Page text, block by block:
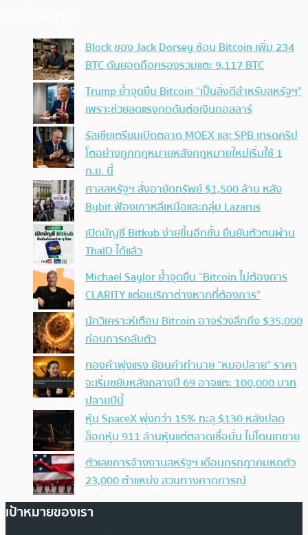
Block ของ Jack Dorsey ช้อน Bitcoin เพิ่ม 234
BTC ดันยอดถือครองรวมแตะ 9,117 BTC
Trump ย้ำจุดยืน Bitcoin “เป็นสิ่งดีสำหรับสหรัฐฯ”
เพราะช่วยลดแรงกดดันต่อเงินดอลลาร์
รัสเซียเตรียมเปิดตลาด MOEX และ SPB เทรดคริป
โตอย่างถูกกฎหมายหลังกฎหมายใหม่เริ่มใช้ 1
ก.ย. นี้
ศาลสหรัฐฯ สั่งอายัดทรัพย์ $1,500 ล้าน หลัง
Bybit ฟ้องเกาหลีเหนือและกลุ่ม Lazarus
เปิดบัญชี Bitkub ง่ายขึ้นอีกขั้น ยืนยันตัวตนผ่าน
ThaID ได้แล้ว
Michael Saylor ย้ำจุดยืน “Bitcoin ไม่ต้องการ
CLARITY แต่อเมริกาต่างหากที่ต้องการ”
นักวิเคราะห์เตือน Bitcoin อาจร่วงลึกถึง $35,000
ก่อนการกลับตัว
ทองคำพุ่งแรง ย้อนคำทำนาย “หมอปลาย” ราคา
จะเริ่มขยับหลังกลางปี 69 อาจแตะ 100,000 บาท
ปลายปีนี้
หุ้น SpaceX พุ่งกว่า 15% ทะลุ $130 หลังปลด
ล็อกหุ้น 911 ล้านหุ้นแต่ตลาดเชื่อมั่น ไม่โดนเทขาย
ตัวเลขการจ้างงานสหรัฐฯ เดือนกรกฎาคมหดตัว
23,000 ตำแหน่ง สวนทางคาดการณ์
เป้าหมายของเรา